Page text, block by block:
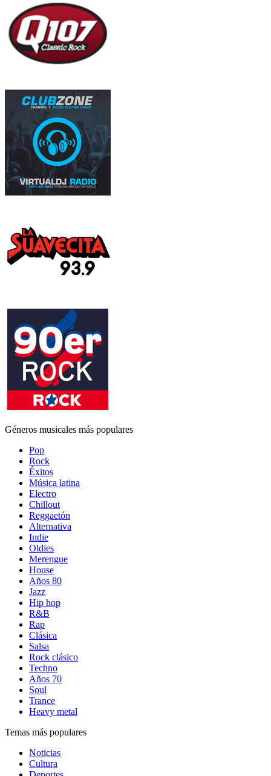
Géneros musicales más populares
Pop
Rock
Éxitos
Música latina
Electro
Chillout
Reggaetón
Alternativa
Indie
Oldies
Merengue
House
Años 80
Jazz
Hip hop
R&B
Rap
Clásica
Salsa
Rock clásico
Techno
Años 70
Soul
Trance
Heavy metal
Temas más populares
Noticias
Cultura